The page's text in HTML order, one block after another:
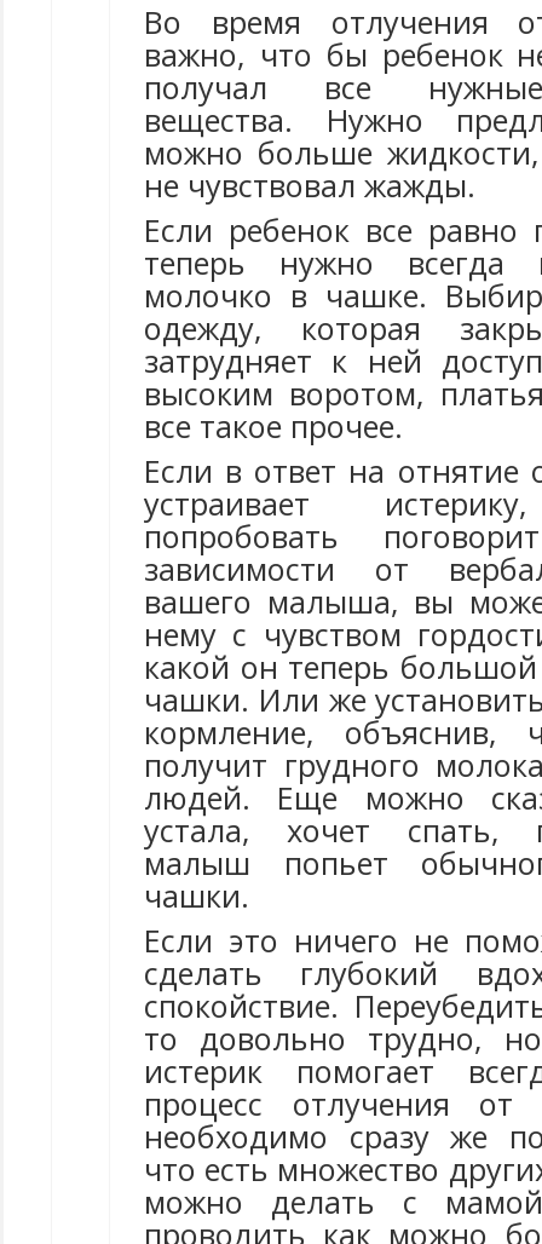
Во время отлучения
важно, что бы ребенок
получал все
вещества. Нужно
можно больше
не чувствовал жажды.
Если ребенок все равно
теперь нужно всегда
молочко в чашке.
одежду, которая
затрудняет к ней
высоким воротом,
все такое прочее.
Если в ответ на отнятие
устраивает
попробовать
зависимости от
вашего малыша, вы
нему с чувством
какой он теперь
чашки. Или же
кормление, объяснив,
получит грудного
людей. Еще можно
устала, хочет спать,
малыш попьет
чашки.
Если это ничего не
сделать глубокий
спокойствие.
то довольно трудно,
истерик помогает
процесс отлучения от
необходимо сразу же
что есть множество
можно делать с
проводить как можно